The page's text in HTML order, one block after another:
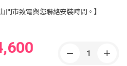
門市致電與您聯絡安裝時間。】